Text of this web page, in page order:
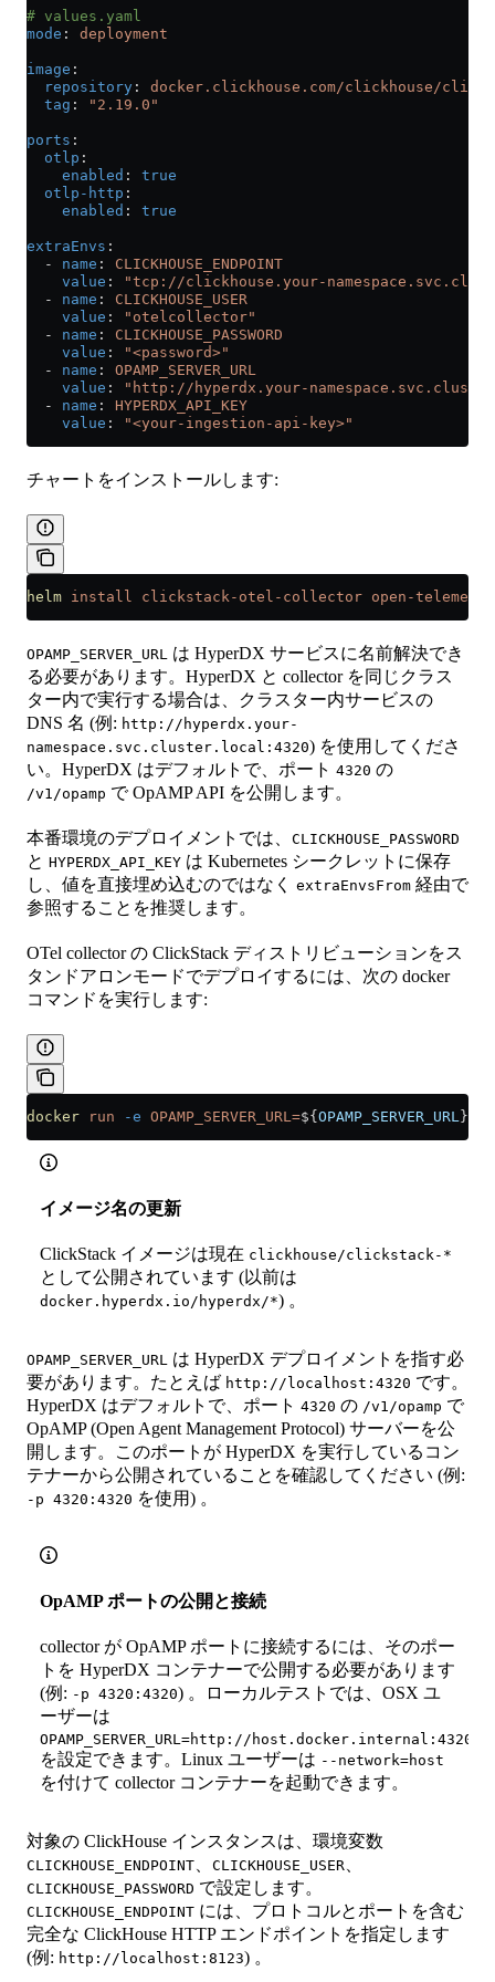
# values.yaml
mode : deployment
image :
  repository
: docker.clickhouse.com/clickhouse/
  tag
: "2.19.0"
ports :
  otlp
:
    enabled
: true
  otlp-http
:
    enabled
: true
extraEnvs :
  -
name : CLICKHOUSE_ENDPOINT
    value
:
"tcp://clickhouse.your-
  -
name : CLICKHOUSE_USER
    value
:
"otelcollector"
  -
name : CLICKHOUSE_PASSWORD
    value
:
"<password>"
  -
name : OPAMP_SERVER_URL
    value
:
"http://hyperdx.your-
  -
name : HYPERDX_API_KEY
    value
: "<your-ingestion-api-key>"
チャートをインストールします:
helm install clickstack-otel-collector open-
OPAMP_SERVER_URL は HyperDX サービスに名前解決でき
る必要があります。HyperDX と collector を同じクラス
ター内で実行する場合は、クラスター内サービスの
DNS 名 (例: http://hyperdx.your-
namespace.svc.cluster.local:4320) を使用してくださ
い。HyperDX はデフォルトで、ポート 4320 の
/v1/opamp で OpAMP API を公開します。
本番環境のデプロイメントでは、 CLICKHOUSE_PASSWORD
と HYPERDX_API_KEY は Kubernetes シークレットに保存
し、値を直接埋め込むのではなく extraEnvsFrom 経由で
参照することを推奨します。
OTel collector の ClickStack ディストリビューションをス
タンドアロンモードでデプロイするには、次の docker
コマンドを実行します:
docker run -e OPAMP_SERVER_URL=${ OPAMP_SERVER_URL }
イメージ名の更新
ClickStack イメージは現在 clickhouse/clickstack-*
として公開されています (以前は
docker.hyperdx.io/hyperdx/*) 。
OPAMP_SERVER_URL は HyperDX デプロイメントを指す必
要があります。たとえば http://localhost:4320 です。
HyperDX はデフォルトで、ポート 4320 の /v1/opamp で
OpAMP (Open Agent Management Protocol) サーバーを公
開します。このポートが HyperDX を実行しているコン
テナーから公開されていることを確認してください (例:
-p 4320:4320 を使用) 。
OpAMP ポートの公開と接続
collector が OpAMP ポートに接続するには、そのポー
トを HyperDX コンテナーで公開する必要があります
(例: -p 4320:4320) 。ローカルテストでは、OSX ユ
ーザーは
OPAMP_SERVER_URL=http://host.docker.internal:4320
を設定できます。Linux ユーザーは --network=host
を付けて collector コンテナーを起動できます。
対象の ClickHouse インスタンスは、環境変数
CLICKHOUSE_ENDPOINT CLICKHOUSE_USER
CLICKHOUSE_PASSWORD で設定します。
CLICKHOUSE_ENDPOINT には、プロトコルとポートを含む
完全な ClickHouse HTTP エンドポイントを指定します
(例: http://localhost:8123) 。